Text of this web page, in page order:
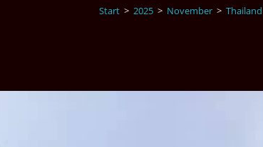
Start > 2025 > November > Thailand